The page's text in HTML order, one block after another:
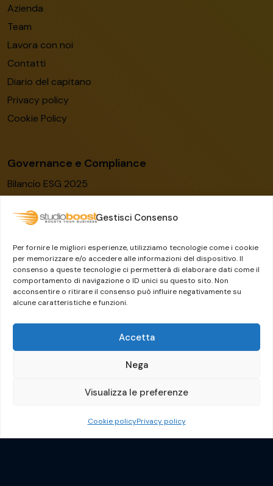
Gestisci Consenso
Per fornire le migliori esperienze, utilizziamo tecnologie come i cookie
per memorizzare e/o accedere alle informazioni del dispositivo. Il
consenso a queste tecnologie ci permetterà di elaborare dati come il
comportamento di navigazione o ID unici su questo sito. Non
acconsentire o ritirare il consenso può influire negativamente su
alcune caratteristiche e funzioni.
Accetta
Nega
Visualizza le preferenze
Cookie policyPrivacy policy
Azienda
Team
Lavora con noi
Contatti
Diario del capitano
Privacy policy
Cookie Policy
Governance e Compliance
Bilancio ESG 2025
Modello organizzativo
Whistleblowing
Il Gruppo Dylog-Buffetti
Guermandi Group